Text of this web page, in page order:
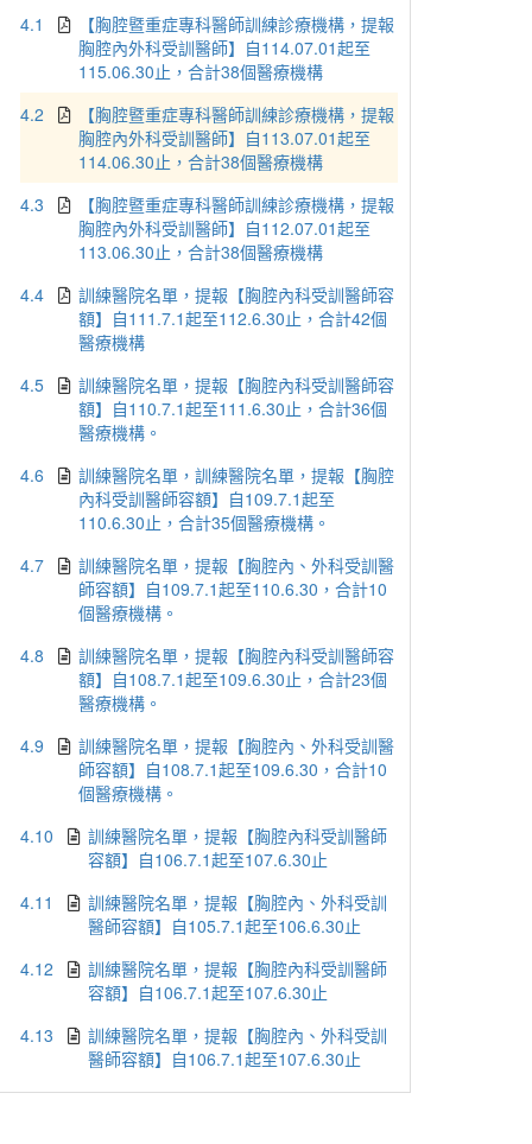
4.1
【胸腔暨重症專科醫師訓練診療機構，提報
胸腔內外科受訓醫師】自114.07.01起至
115.06.30止，合計38個醫療機構
4.2
【胸腔暨重症專科醫師訓練診療機構，提報
胸腔內外科受訓醫師】自113.07.01起至
114.06.30止，合計38個醫療機構
4.3
【胸腔暨重症專科醫師訓練診療機構，提報
胸腔內外科受訓醫師】自112.07.01起至
113.06.30止，合計38個醫療機構
4.4
訓練醫院名單，提報【胸腔內科受訓醫師容
額】自111.7.1起至112.6.30止，合計42個
醫療機構
4.5
訓練醫院名單，提報【胸腔內科受訓醫師容
額】自110.7.1起至111.6.30止，合計36個
醫療機構。
4.6
訓練醫院名單，訓練醫院名單，提報【胸腔
內科受訓醫師容額】自109.7.1起至
110.6.30止，合計35個醫療機構。
4.7
訓練醫院名單，提報【胸腔內、外科受訓醫
師容額】自109.7.1起至110.6.30，合計10
個醫療機構。
4.8
訓練醫院名單，提報【胸腔內科受訓醫師容
額】自108.7.1起至109.6.30止，合計23個
醫療機構。
4.9
訓練醫院名單，提報【胸腔內、外科受訓醫
師容額】自108.7.1起至109.6.30，合計10
個醫療機構。
4.10
訓練醫院名單，提報【胸腔內科受訓醫師
容額】自106.7.1起至107.6.30止
4.11
訓練醫院名單，提報【胸腔內、外科受訓
醫師容額】自105.7.1起至106.6.30止
4.12
訓練醫院名單，提報【胸腔內科受訓醫師
容額】自106.7.1起至107.6.30止
4.13
訓練醫院名單，提報【胸腔內、外科受訓
醫師容額】自106.7.1起至107.6.30止